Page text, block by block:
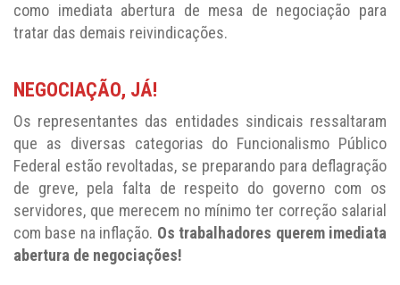
como imediata abertura de mesa de negociação para
tratar das demais reivindicações.
NEGOCIAÇÃO, JÁ!
Os representantes das entidades sindicais ressaltaram
que as diversas categorias do Funcionalismo Público
Federal estão revoltadas, se preparando para deflagração
de greve, pela falta de respeito do governo com os
servidores, que merecem no mínimo ter correção salarial
com base na inflação. Os trabalhadores querem imediata
abertura de negociações!